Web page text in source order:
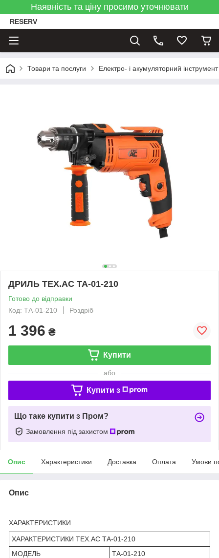
Наявність та ціну просимо уточнювати
RESERV
Товари та послуги Електро- і акумуляторний інструмент
ДРИЛЬ TEX.AC ТА-01-210
Готово до відправки
Код: ТА-01-210
Роздріб
1 396 ₴
Купити
або
Купити з
Що таке купити з Пром?
Замовлення під захистом
Опис Характеристики Доставка Оплата Умови
Опис
ХАРАКТЕРИСТИКИ
ХАРАКТЕРИСТИКИ TEX.AC ТА-01-210
МОДЕЛЬ
ТА-01-210